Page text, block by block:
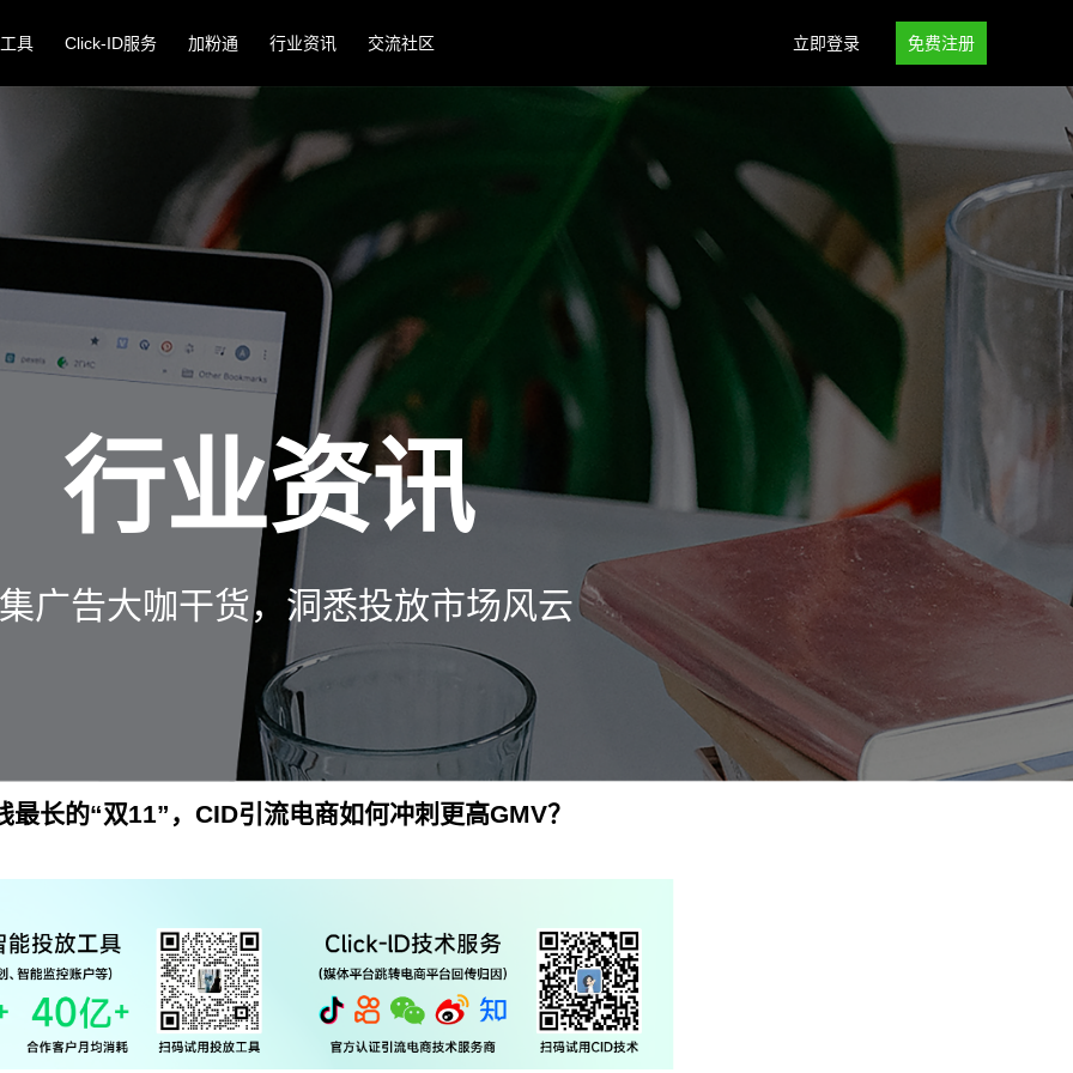
具 Click-ID服务 加粉通 行业资讯 交流社区 立即登录 免费注册
行业资讯
广告大咖干货，洞悉投放市场风云
最长的“双11”，CID引流电商如何冲刺更高GMV？